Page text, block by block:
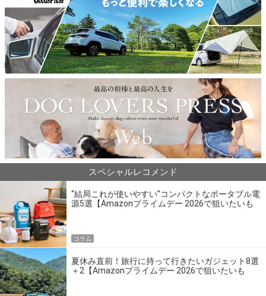
スペシャルレコメンド
“結局これが使いやすい”コンパクトなポータブル電
源5選【Amazonプライムデー 2026で狙いたいも
コラム
夏休み直前！旅行に持って行きたいガジェット8選
＋2【Amazonプライムデー 2026で狙いたいも